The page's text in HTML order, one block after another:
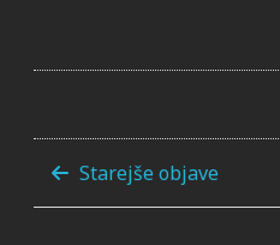
Starejše objave